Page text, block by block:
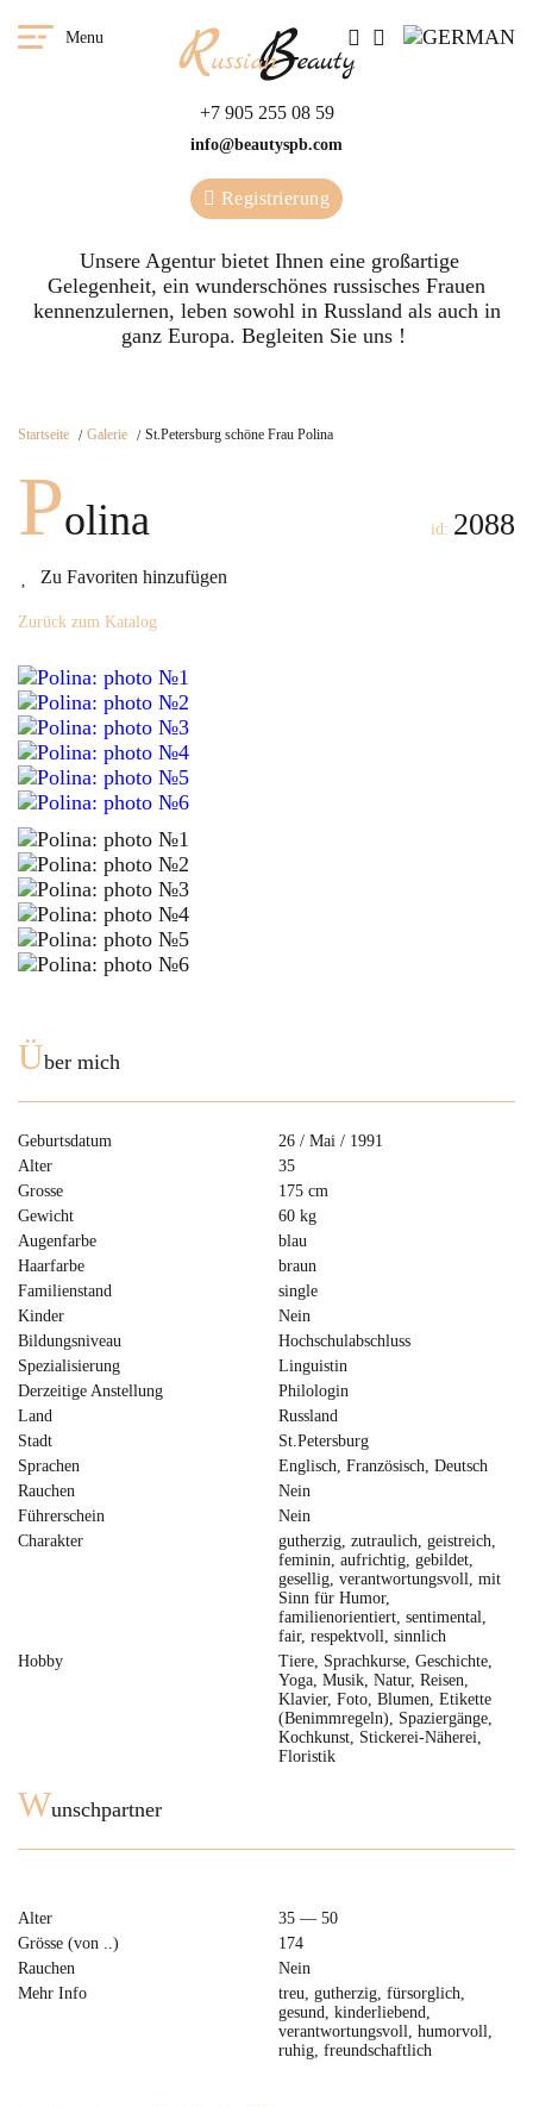
Menu
+7 905 255 08 59
info@beautyspb.com
Registrierung
Unsere Agentur bietet Ihnen eine großartige
Gelegenheit, ein wunderschönes russisches Frauen
kennenzulernen, leben sowohl in Russland als auch in
ganz Europa. Begleiten Sie uns !
Startseite Galerie St.Petersburg schöne Frau Polina
Polina
Zu Favoriten hinzufügen
id: 2088
Zurück zum Katalog
Über mich
Geburtsdatum
26 / Mai / 1991
Alter
35
Grosse
175 cm
Gewicht
60 kg
Augenfarbe
blau
Haarfarbe
braun
Familienstand
single
Kinder
Nein
Bildungsniveau
Hochschulabschluss
Spezialisierung
Linguistin
Derzeitige Anstellung
Philologin
Land
Russland
Stadt
St.Petersburg
Sprachen
Englisch, Französisch, Deutsch
Rauchen
Nein
Führerschein
Nein
Charakter
gutherzig, zutraulich, geistreich,
feminin, aufrichtig, gebildet,
gesellig, verantwortungsvoll, mit
Sinn für Humor,
familienorientiert, sentimental,
fair, respektvoll, sinnlich
Hobby
Tiere, Sprachkurse, Geschichte,
Yoga, Musik, Natur, Reisen,
Klavier, Foto, Blumen, Etikette
(Benimmregeln), Spaziergänge,
Kochkunst, Stickerei-Näherei,
Floristik
Wunschpartner
Alter
35 — 50
Grösse (von ..)
174
Rauchen
Nein
Mehr Info
treu, gutherzig, fürsorglich,
gesund, kinderliebend,
verantwortungsvoll, humorvoll,
ruhig, freundschaftlich